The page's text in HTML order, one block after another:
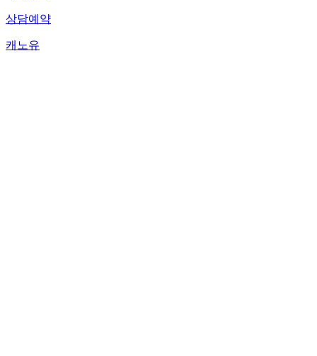
상담예약
캐노유